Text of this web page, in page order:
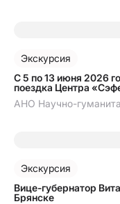
Экскурсия
С 5 по 13 июня 2026
поездка Центра
АНО Научно-
Экскурсия
Вице-губернатор
Брянске